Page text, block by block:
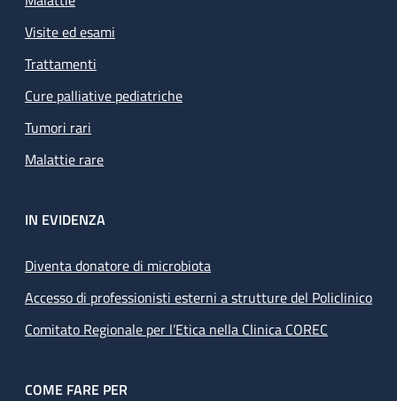
Visite ed esami
Trattamenti
Cure palliative pediatriche
Tumori rari
Malattie rare
IN EVIDENZA
Diventa donatore di microbiota
Accesso di professionisti esterni a strutture del Policlinico
Comitato Regionale per l’Etica nella Clinica COREC
COME FARE PER